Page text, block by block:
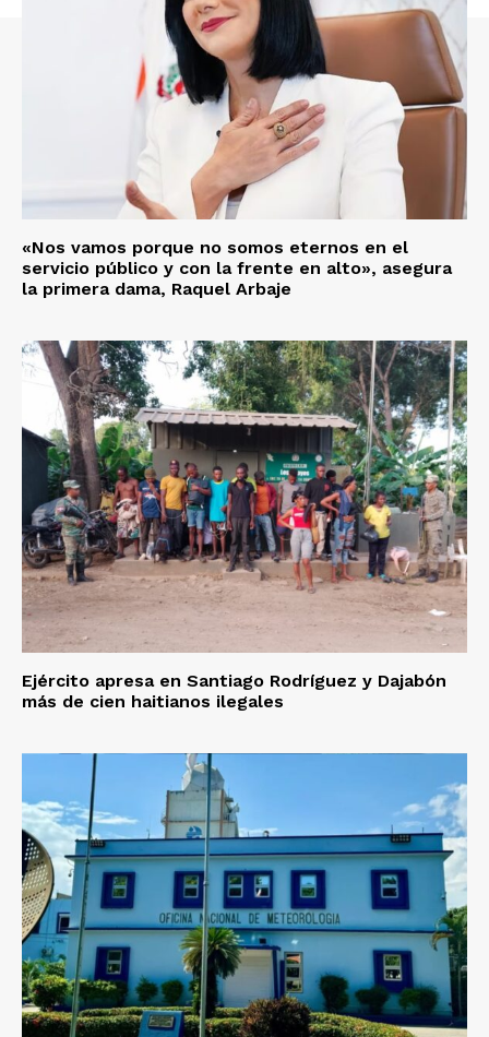
«Nos vamos porque no somos eternos en el
servicio público y con la frente en alto», asegura
la primera dama, Raquel Arbaje
Ejército apresa en Santiago Rodríguez y Dajabón
más de cien haitianos ilegales